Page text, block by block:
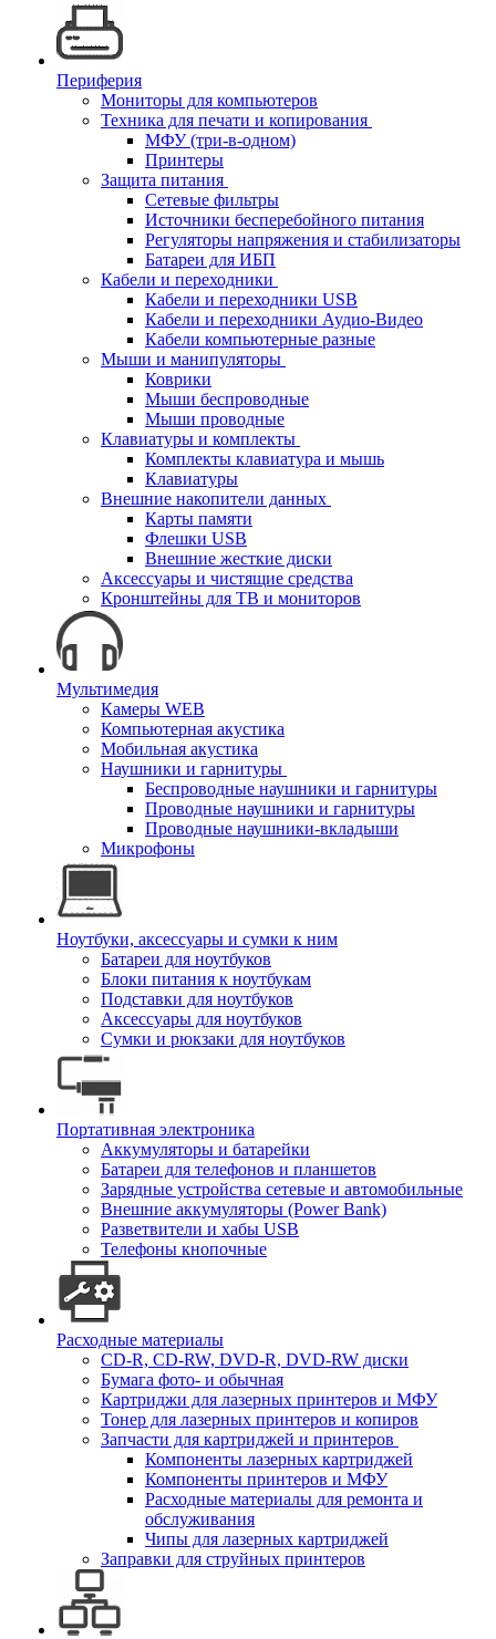
Периферия
Мониторы для компьютеров
Техника для печати и копирования
МФУ (три-в-одном)
Принтеры
Защита питания
Сетевые фильтры
Источники бесперебойного питания
Регуляторы напряжения и стабилизаторы
Батареи для ИБП
Кабели и переходники
Кабели и переходники USB
Кабели и переходники Аудио-Видео
Кабели компьютерные разные
Мыши и манипуляторы
Коврики
Мыши беспроводные
Мыши проводные
Клавиатуры и комплекты
Комплекты клавиатура и мышь
Клавиатуры
Внешние накопители данных
Карты памяти
Флешки USB
Внешние жесткие диски
Аксессуары и чистящие средства
Кронштейны для ТВ и мониторов
Мультимедия
Камеры WEB
Компьютерная акустика
Мобильная акустика
Наушники и гарнитуры
Беспроводные наушники и гарнитуры
Проводные наушники и гарнитуры
Проводные наушники-вкладыши
Микрофоны
Ноутбуки, аксессуары и сумки к ним
Батареи для ноутбуков
Блоки питания к ноутбукам
Подставки для ноутбуков
Аксессуары для ноутбуков
Сумки и рюкзаки для ноутбуков
Портативная электроника
Аккумуляторы и батарейки
Батареи для телефонов и планшетов
Зарядные устройства сетевые и автомобильные
Внешние аккумуляторы (Power Bank)
Разветвители и хабы USB
Телефоны кнопочные
Расходные материалы
CD-R, CD-RW, DVD-R, DVD-RW диски
Бумага фото- и обычная
Картриджи для лазерных принтеров и МФУ
Тонер для лазерных принтеров и копиров
Запчасти для картриджей и принтеров
Компоненты лазерных картриджей
Компоненты принтеров и МФУ
Расходные материалы для ремонта и
обслуживания
Чипы для лазерных картриджей
Заправки для струйных принтеров